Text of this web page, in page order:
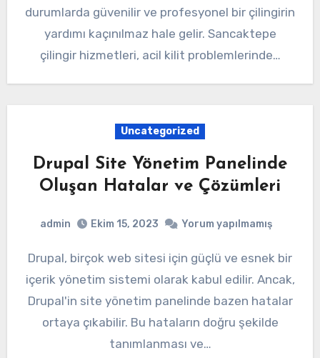
durumlarda güvenilir ve profesyonel bir çilingirin
yardımı kaçınılmaz hale gelir. Sancaktepe
çilingir hizmetleri, acil kilit problemlerinde…
Uncategorized
Drupal Site Yönetim Panelinde
Oluşan Hatalar ve Çözümleri
admin Ekim 15, 2023 Yorum yapılmamış
Drupal, birçok web sitesi için güçlü ve esnek bir
içerik yönetim sistemi olarak kabul edilir. Ancak,
Drupal'in site yönetim panelinde bazen hatalar
ortaya çıkabilir. Bu hataların doğru şekilde
tanımlanması ve…